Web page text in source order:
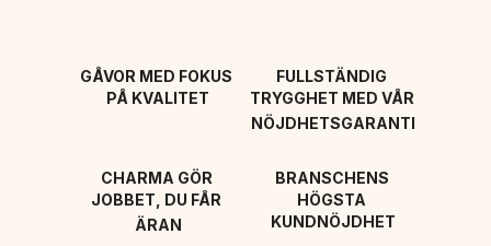
GÅVOR MED FOKUS
PÅ KVALITET
FULLSTÄNDIG
TRYGGHET MED VÅR
NÖJDHETSGARANTI
CHARMA GÖR
JOBBET, DU FÅR
ÄRAN
BRANSCHENS
HÖGSTA
KUNDNÖJDHET